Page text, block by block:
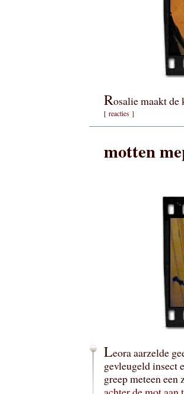
Rosalie maakt de
[ reacties ]
motten
Leora aarzelde
gevleugeld insect
greep meteen een